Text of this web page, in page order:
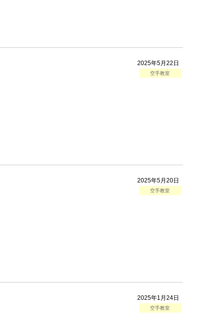
2025年5月22日
空手教室
2025年5月20日
空手教室
2025年1月24日
空手教室